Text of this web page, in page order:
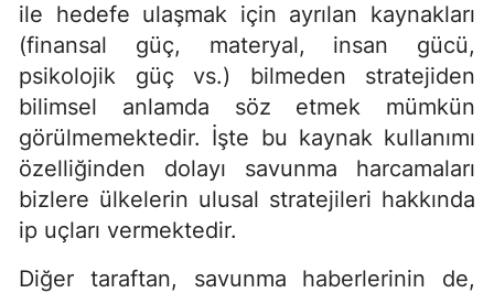
ile hedefe ulaşmak için ayrılan kaynakları
(finansal güç, materyal, insan gücü,
psikolojik güç vs.) bilmeden stratejiden
bilimsel anlamda söz etmek mümkün
görülmemektedir. İşte bu kaynak kullanımı
özelliğinden dolayı savunma harcamaları
bizlere ülkelerin ulusal stratejileri hakkında
ip uçları vermektedir.
Diğer taraftan, savunma haberlerinin de,